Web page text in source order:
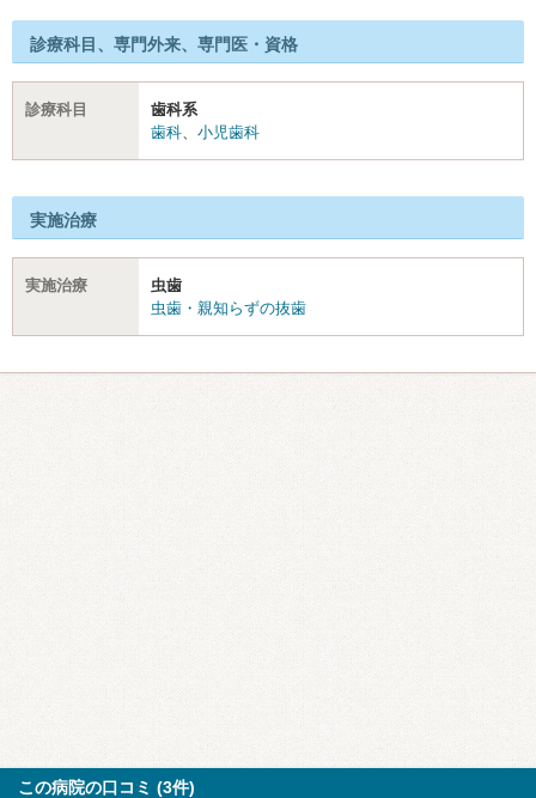
診療科目、専門外来、専門医・資格
診療科目
歯科系
歯科、 小児歯科
実施治療
実施治療
虫歯
虫歯・親知らずの抜歯
この病院の口コミ (3件)